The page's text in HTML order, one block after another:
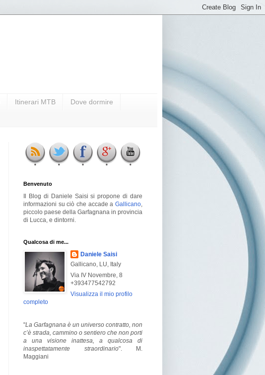
Itinerari MTB Dove dormire
Benvenuto
Il Blog di Daniele Saisi si propone di dare
informazioni su ciò che accade a Gallicano
piccolo paese della Garfagnana in provincia
di Lucca, e dintorni.
Qualcosa di me...
Daniele Saisi
Gallicano, LU, Italy
Via IV Novembre, 8
+393477542792
Visualizza il mio profilo
completo
"La Garfagnana è un universo contratto, non
c’è strada, cammino o sentiero che non porti
a una visione inattesa, a qualcosa di
inaspettatamente straordinario". M.
Maggiani